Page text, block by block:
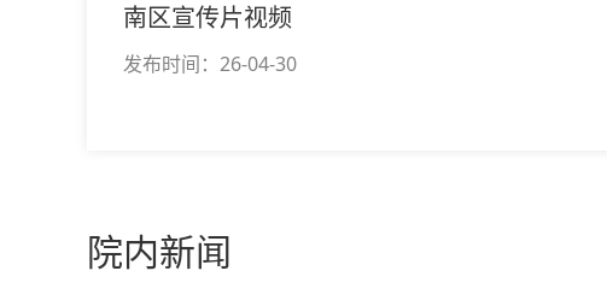
南区宣传片视频
发布时间：26-04-30
院内新闻